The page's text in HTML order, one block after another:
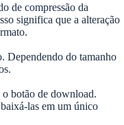
de compressão da
significa que a alteração
Dependendo do tamanho
o botão de download.
las em um único